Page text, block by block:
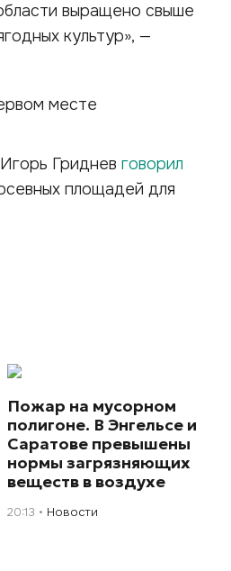
выращено свыше
культур», —
месте
Гриднев говорил
площадей для
Пожар на мусорном
полигоне. В Энгельсе и
Саратове превышены
нормы загрязняющих
веществ в воздухе
20:13 Новости